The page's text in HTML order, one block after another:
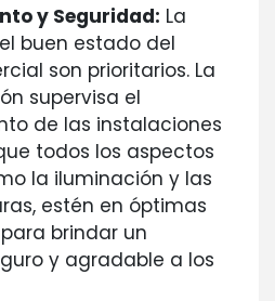
y Seguridad: La
buen estado del
son prioritarios. La
supervisa el
de las instalaciones
todos los aspectos
la iluminación y las
estén en óptimas
brindar un
y agradable a los